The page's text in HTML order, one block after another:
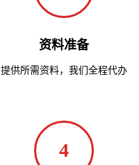
资料准备
提供所需资料，我们全程代办
4